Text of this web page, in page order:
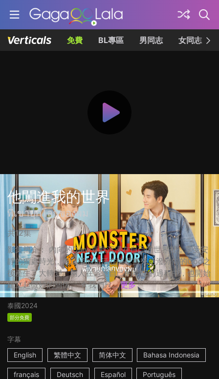
免費 BL專區 男同志 女同志
他闖進我的世界
พี่เขาบุกโลกของผม
共12集
影集簡介： 內向的Diew喜歡沉浸在自己的世界裡，享受安
靜的獨處時光，但這樣的生活在隔壁搬來活潑外向的God之
後產生了大轉變。兩人在追逐自己的夢想的過程中，也開始
建立起微妙的關係。 ☆我們只... 更多
泰國2024
部分免費
字幕
English
繁體中文 简体中文 Bahasa Indonesia
français Deutsch Español Português